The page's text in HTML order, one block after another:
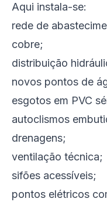
Aqui instala-se:
rede de
cobre;
distribuição
novos pontos de
esgotos em PVC
autoclismos
drenagens;
ventilação técnica;
sifões acessíveis;
pontos elétricos